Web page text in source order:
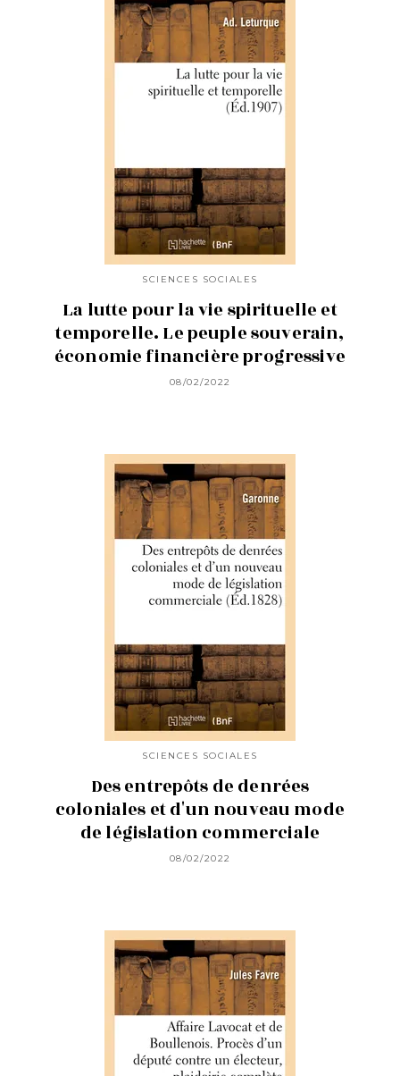
SCIENCES SOCIALES
La lutte pour la vie spirituelle et
temporelle. Le peuple souverain,
économie financière progressive
08/02/2022
SCIENCES SOCIALES
Des entrepôts de denrées
coloniales et d'un nouveau mode
de législation commerciale
08/02/2022